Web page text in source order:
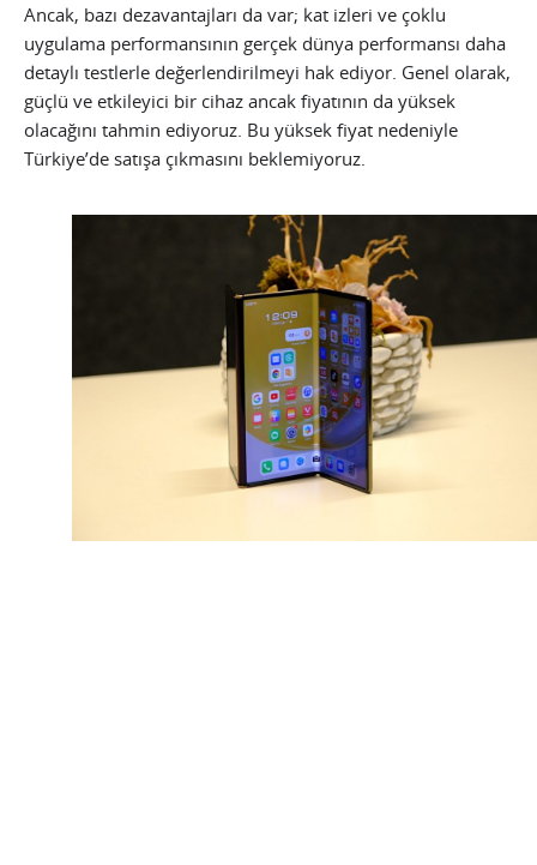
Ancak, bazı dezavantajları da var; kat izleri ve çoklu
uygulama performansının gerçek dünya performansı daha
detaylı testlerle değerlendirilmeyi hak ediyor. Genel olarak,
güçlü ve etkileyici bir cihaz ancak fiyatının da yüksek
olacağını tahmin ediyoruz. Bu yüksek fiyat nedeniyle
Türkiye’de satışa çıkmasını beklemiyoruz.